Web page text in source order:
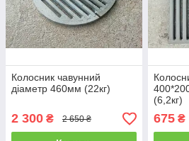
Колосник чавунний
діаметр 460мм (22кг)
2 300 ₴ 2 650 ₴
(6,2кг)
675₴